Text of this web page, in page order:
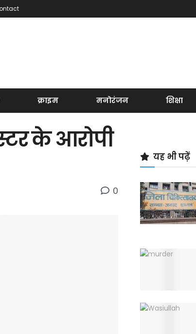
क्राइम मनोरंजन शिक्षा
के आरोपी
0
यह भी पढ़ें